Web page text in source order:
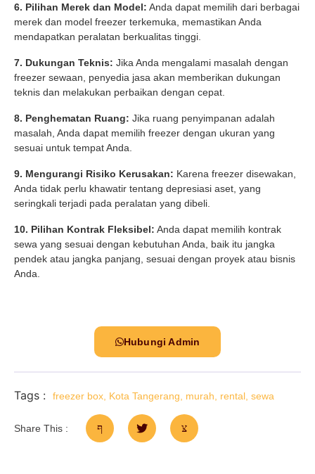
6. Pilihan Merek dan Model: Anda dapat memilih dari berbagai
merek dan model freezer terkemuka, memastikan Anda
mendapatkan peralatan berkualitas tinggi.
7. Dukungan Teknis: Jika Anda mengalami masalah dengan
freezer sewaan, penyedia jasa akan memberikan dukungan
teknis dan melakukan perbaikan dengan cepat.
8. Penghematan Ruang: Jika ruang penyimpanan adalah
masalah, Anda dapat memilih freezer dengan ukuran yang
sesuai untuk tempat Anda.
9. Mengurangi Risiko Kerusakan: Karena freezer disewakan,
Anda tidak perlu khawatir tentang depresiasi aset, yang
seringkali terjadi pada peralatan yang dibeli.
10. Pilihan Kontrak Fleksibel: Anda dapat memilih kontrak
sewa yang sesuai dengan kebutuhan Anda, baik itu jangka
pendek atau jangka panjang, sesuai dengan proyek atau bisnis
Anda.
Hubungi Admin
Tags : freezer box Kota Tangerang murah rental sewa
Share This :